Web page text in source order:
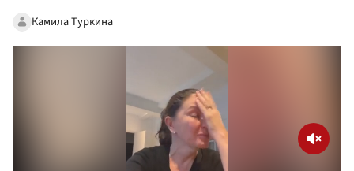
Камила Туркина